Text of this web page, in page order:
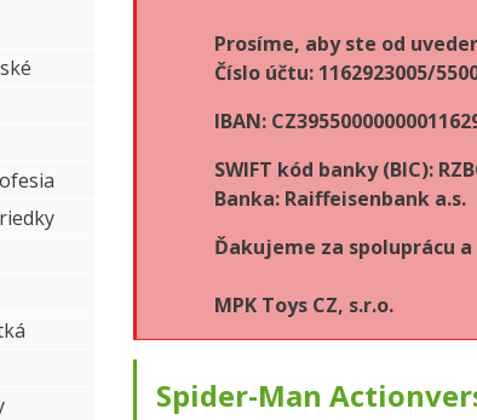
Prosíme, aby ste od
Číslo účtu: 1162923005/
IBAN:
SWIFT kód banky (BIC):
Banka: Raiffeisenbank a.s.
Ďakujeme za spoluprácu
MPK Toys CZ, s.r.o.
Spider-Man